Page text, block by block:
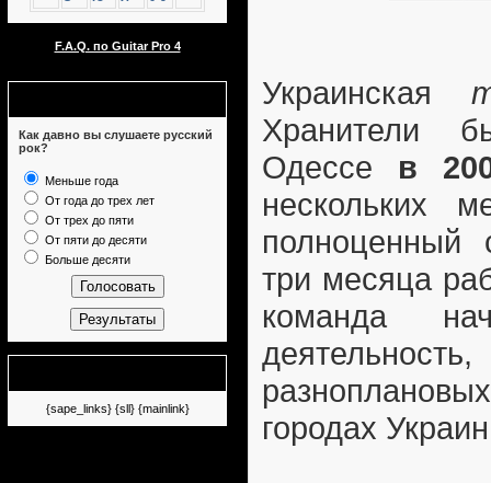
F.A.Q. по Guitar Pro 4
Как давно вы слушаете русский
рок?
Меньше года
От года до трех лет
От трех до пяти
От пяти до десяти
Больше десяти
{sape_links} {sll} {mainlink}
Украинская
Хранители
Одессе в
нескольких
полноценный
три месяца
команда
городах